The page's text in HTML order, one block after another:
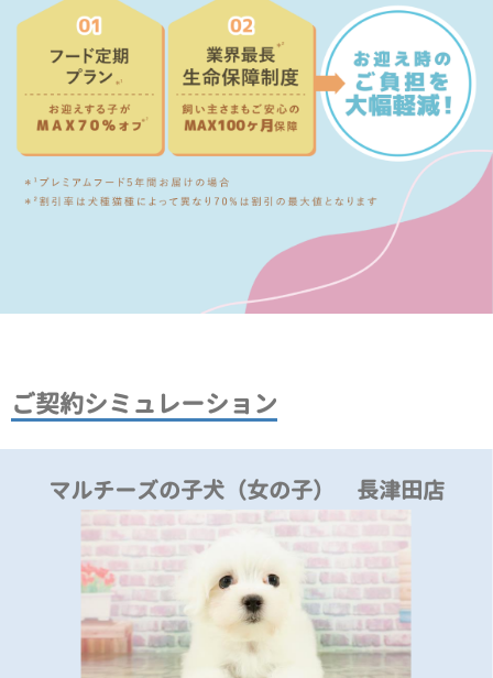
ご契約シミュレーション
マルチーズの子犬（女の子） 長津田店